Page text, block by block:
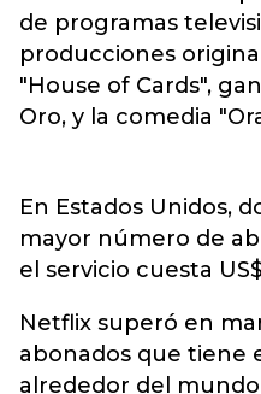
de programas
producciones
"House of Cards",
Oro, y la comedia
En Estados Unidos,
mayor número de
el servicio cuesta
Netflix superó en
abonados que tiene
alrededor del